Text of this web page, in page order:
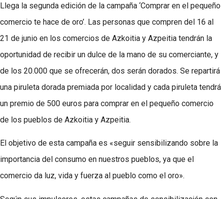
Llega la segunda edición de la campaña ‘Comprar en el pequeño
comercio te hace de oro’. Las personas que compren del 16 al
21 de junio en los comercios de Azkoitia y Azpeitia tendrán la
oportunidad de recibir un dulce de la mano de su comerciante, y
de los 20.000 que se ofrecerán, dos serán dorados. Se repartirá
una piruleta dorada premiada por localidad y cada piruleta tendrá
un premio de 500 euros para comprar en el pequeño comercio
de los pueblos de Azkoitia y Azpeitia.
El objetivo de esta campaña es «seguir sensibilizando sobre la
importancia del consumo en nuestros pueblos, ya que el
comercio da luz, vida y fuerza al pueblo como el oro».